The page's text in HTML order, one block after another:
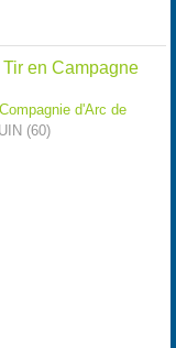
en Campagne
d'Arc de
(60)